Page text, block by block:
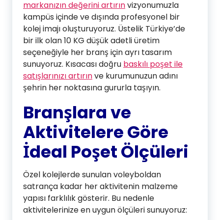
markanızın değerini artırınvizyonumuzla
kampüs içinde ve dışında profesyonel bir
kolej imajı oluşturuyoruz. Üstelik Türkiye’de
bir ilk olan 10 KG düşük adetli üretim
seçeneğiyle her branş için ayrı tasarım
sunuyoruz. Kısacası doğru baskılı poşet ile
satışlarınızı artırınve kurumunuzun adını
şehrin her noktasına gururla taşıyın.
Branşlara ve
Aktivitelere Göre
İdeal Poşet Ölçüleri
Özel kolejlerde sunulan voleyboldan
satrança kadar her aktivitenin malzeme
yapısı farklılık gösterir. Bu nedenle
aktivitelerinize en uygun ölçüleri sunuyoruz: